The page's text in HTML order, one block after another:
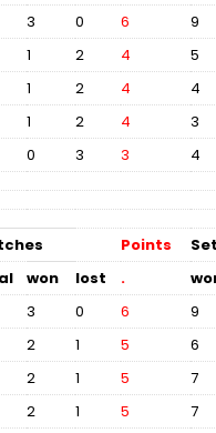
3 0 6 9
1 2 4 5
1 2 4 4
1 2 4 3
0 3 3 4
Points
won lost .
3 0 6 9
2 1 5 6
2 1 5 7
2 1 5 7